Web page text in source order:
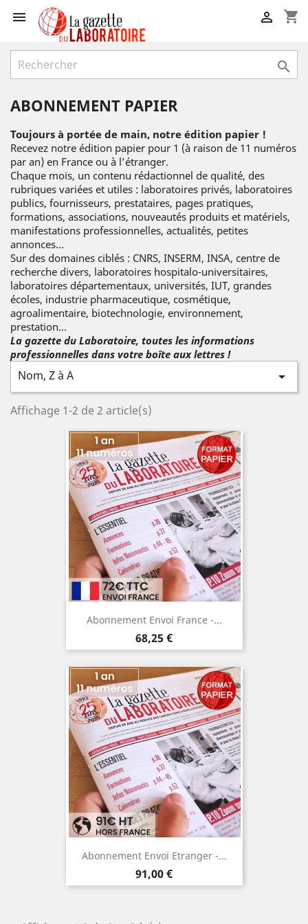
 shopping_cart


ABONNEMENT PAPIER
Toujours à portée de main, notre édition papier !
Recevez notre édition papier pour 1 (à raison de 11 numéros
par an) en France ou à l’étranger.
Chaque mois, un contenu rédactionnel de qualité, des
rubriques variées et utiles : laboratoires privés, laboratoires
publics, fournisseurs, prestataires, pages pratiques,
formations, associations, nouveautés produits et matériels,
manifestations professionnelles, actualités, petites
annonces…
Sur des domaines ciblés : CNRS, INSERM, INSA, centre de
recherche divers, laboratoires hospitalo-universitaires,
laboratoires départementaux, universités, IUT, grandes
écoles, industrie pharmaceutique, cosmétique,
agroalimentaire, biotechnologie, environnement,
prestation…
La gazette du Laboratoire, toutes les informations
professionnelles dans votre boîte aux lettres !
Nom, Z à A 
Affichage 1-2 de 2 article(s)
Abonnement Envoi France -...
Prix
68,25 €
Abonnement Envoi Etranger -...
Prix
91,00 €